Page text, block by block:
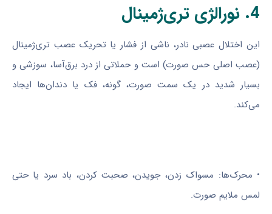
4. نورالژی تری‌ژمینال
این اختلال عصبی نادر، ناشی از فشار یا تحریک عصب تری‌ژمینال
(عصب اصلی حس صورت) است و حملاتی از درد برق‌آسا، سوزشی و
بسیار شدید در یک سمت صورت، گونه، فک یا دندان‌ها ایجاد
می‌کند.
• محرک‌ها: مسواک زدن، جویدن، صحبت کردن، باد سرد یا حتی
لمس ملایم صورت.